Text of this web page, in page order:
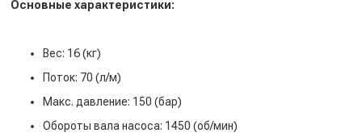
Основные характеристики:
Вес: 16 (кг)
Поток: 70 (л/м)
Макс. давление: 150 (бар)
Обороты вала насоса: 1450 (об/мин)